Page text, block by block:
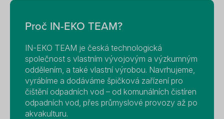
Proč IN-EKO TEAM?
IN-EKO TEAM je česká technologická
společnost s vlastním vývojovým a výzkumným
oddělením, a také vlastní výrobou. Navrhujeme,
vyrábíme a dodáváme špičková zařízení pro
čištění odpadních vod – od komunálních čistíren
odpadních vod, přes průmyslové provozy až po
akvakulturu.